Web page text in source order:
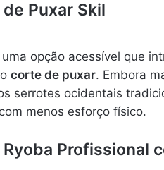
Puxar Skil
opção acessível que
corte de puxar. Embora
serrotes ocidentais
menos esforço físico.
Profissional